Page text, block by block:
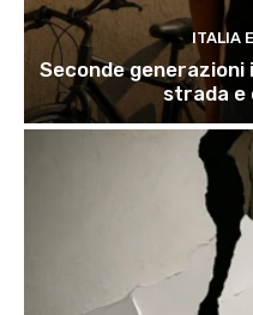
ITALIA
Seconde
strada e